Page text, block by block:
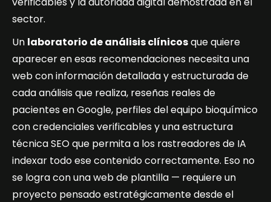
sector.
Un laboratorio de análisis clínicosque quiere
aparecer en esas recomendaciones necesita una
web con información detallada y estructurada de
cada análisis que realiza, reseñas reales de
pacientes en Google, perfiles del equipo bioquímico
con credenciales verificables y una estructura
técnica SEO que permita a los rastreadores de IA
indexar todo ese contenido correctamente. Eso no
se logra con una web de plantilla — requiere un
proyecto pensado estratégicamente desde el